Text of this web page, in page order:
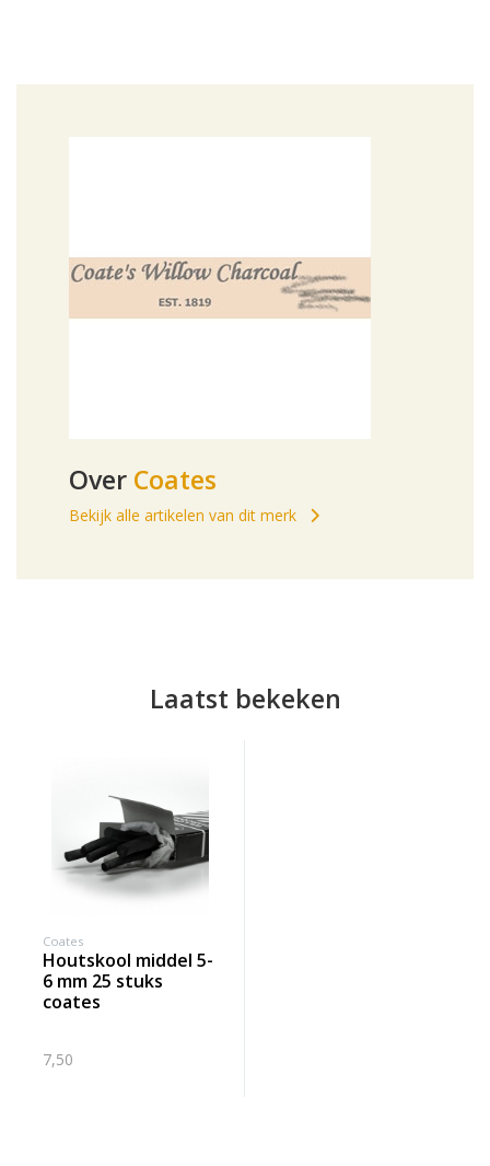
Over Coates
Bekijk alle artikelen van dit merk
Laatst bekeken
Coates
houtskool middel 5-
6 mm 25 stuks
coates
7,50